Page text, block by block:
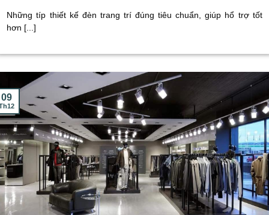
Những típ thiết kế đèn trang trí đúng tiêu chuẩn, giúp hổ trợ tốt
hơn [...]
09